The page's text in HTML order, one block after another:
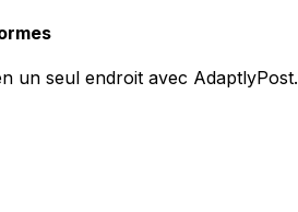
un seul endroit avec AdaptlyPost.